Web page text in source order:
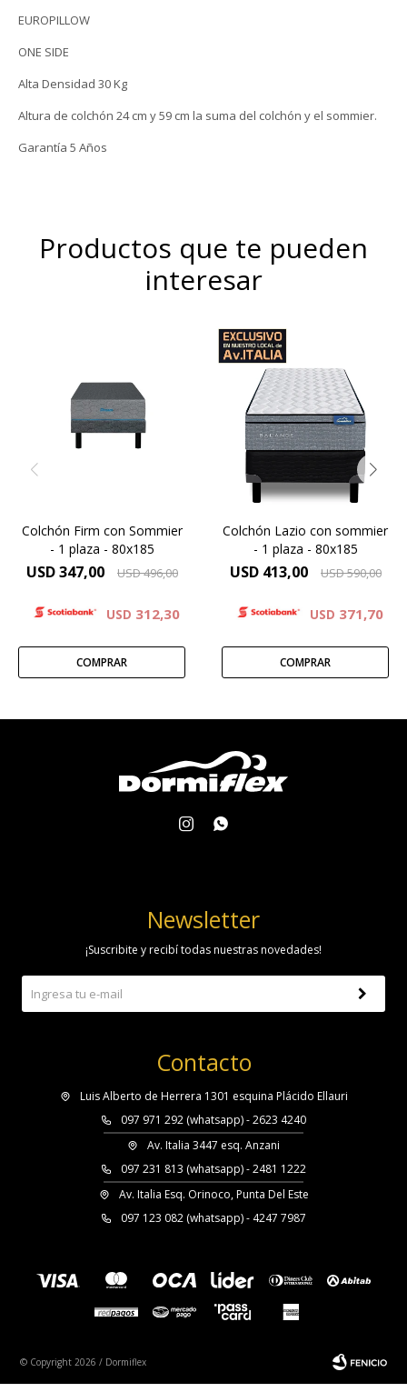
EUROPILLOW
ONE SIDE
Alta Densidad 30 Kg
Altura de colchón 24 cm y 59 cm la suma del colchón y el sommier.
Garantía 5 Años
Productos que te pueden
interesar
Para vos Dreamer que
necesitas un descanso
después de una jornada de
haber dado todo de vos,
descubrí el colchón Firm y
mejora tu descanso.
Colchón Firm con Sommier
- 1 plaza - 80x185
USD 347,00 USD496,00
USD 312,30
Óptimo soporte y mayor
duración, altura de colchón
24 cm y 59cm la suma del
colchón y el sommier.
Elevado confort gracias a las
capas adicionales de
espuma contenida por un
Colchón Lazio con sommier
- 1 plaza - 80x185
USD 413,00 USD590,00
USD 371,70
 
Contacto
Luis Alberto de Herrera 1301 esquina Plácido Ellauri
097 971 292 (whatsapp) - 2623 4240
Av. Italia 3447 esq. Anzani
097 231 813 (whatsapp) - 2481 1222
Av. Italia Esq. Orinoco, Punta Del Este
097 123 082 (whatsapp) - 4247 7987
Newsletter
¡Suscribite y recibí todas nuestras novedades!
© Copyright 2026 / Dormiflex